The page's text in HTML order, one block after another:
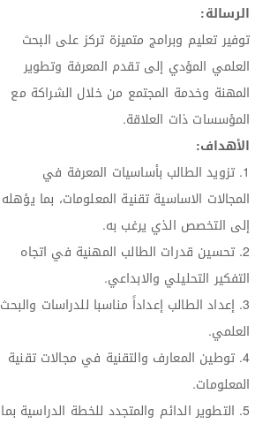
الرسالة:
توفير تعليم وبرامج متميزة تركز على البحث
العلمي المؤدي إلى تقدم المعرفة وتطوير
المهنة وخدمة المجتمع من خلال الشراكة مع
المؤسسات ذات العلاقة.
الأهداف:
1. تزويد الطالب بأساسيات المعرفة في
المجالات الاساسية تقنية المعلومات، بما يؤهله
إلى التخصص الذي يرغب به.
2. تحسين قدرات الطالب المهنية في اتجاه
التفكير التحليلي والابداعي.
3. إعداد الطالب إعداداً مناسبا للدراسات والبحث
العلمي.
4. توطين المعارف والتقنية في مجالات تقنية
المعلومات.
5. التطوير الدائم والمتجدد للخطة الدراسية بما